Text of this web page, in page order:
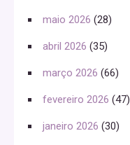
maio 2026 (28)
abril 2026 (35)
março 2026 (66)
fevereiro 2026 (47)
janeiro 2026 (30)